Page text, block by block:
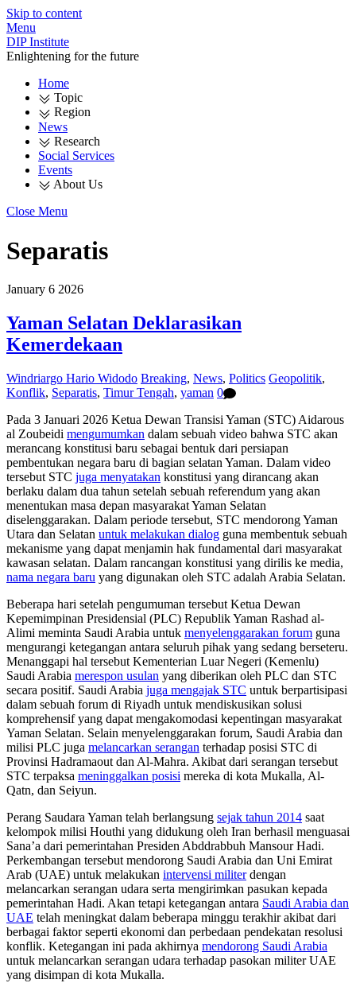
Skip to content
Menu
DIP Institute
Enlightening for the future
Home
Topic
Region
News
Research
Social Services
Events
About Us
Close Menu
Separatis
January 6 2026
Yaman Selatan Deklarasikan
Kemerdekaan
Windriargo Hario Widodo Breaking, News, Politics Geopolitik,
Konflik, Separatis, Timur Tengah, yaman 0
Pada 3 Januari 2026 Ketua Dewan Transisi Yaman (STC) Aidarous
al Zoubeidi mengumumkan dalam sebuah video bahwa STC akan
merancang konstitusi baru sebagai bentuk dari persiapan
pembentukan negara baru di bagian selatan Yaman. Dalam video
tersebut STC juga menyatakan konstitusi yang dirancang akan
berlaku dalam dua tahun setelah sebuah referendum yang akan
menentukan masa depan masyarakat Yaman Selatan
diselenggarakan. Dalam periode tersebut, STC mendorong Yaman
Utara dan Selatan untuk melakukan dialog guna membentuk sebuah
mekanisme yang dapat menjamin hak fundamental dari masyarakat
kawasan selatan. Dalam rancangan konstitusi yang dirilis ke media,
nama negara baru yang digunakan oleh STC adalah Arabia Selatan.
Beberapa hari setelah pengumuman tersebut Ketua Dewan
Kepemimpinan Presidensial (PLC) Republik Yaman Rashad al-
Alimi meminta Saudi Arabia untuk menyelenggarakan forum guna
mengurangi ketegangan antara seluruh pihak yang sedang berseteru.
Menanggapi hal tersebut Kementerian Luar Negeri (Kemenlu)
Saudi Arabia merespon usulan yang diberikan oleh PLC dan STC
secara positif. Saudi Arabia juga mengajak STC untuk berpartisipasi
dalam sebuah forum di Riyadh untuk mendiskusikan solusi
komprehensif yang dapat mengakomodasi kepentingan masyarakat
Yaman Selatan. Selain menyelenggarakan forum, Saudi Arabia dan
milisi PLC juga melancarkan serangan terhadap posisi STC di
Provinsi Hadramaout dan Al-Mahra. Akibat dari serangan tersebut
STC terpaksa meninggalkan posisi mereka di kota Mukalla, Al-
Qatn, dan Seiyun.
Perang Saudara Yaman telah berlangsung sejak tahun 2014 saat
kelompok milisi Houthi yang didukung oleh Iran berhasil menguasai
Sana’a dari pemerintahan Presiden Abddrabbuh Mansour Hadi.
Perkembangan tersebut mendorong Saudi Arabia dan Uni Emirat
Arab (UAE) untuk melakukan intervensi militerdengan
melancarkan serangan udara serta mengirimkan pasukan kepada
pemerintahan Hadi. Akan tetapi ketegangan antara Saudi Arabia dan
UAE telah meningkat dalam beberapa minggu terakhir akibat dari
berbagai faktor seperti ekonomi dan perbedaan pendekatan resolusi
konflik. Ketegangan ini pada akhirnya mendorong Saudi Arabia
untuk melancarkan serangan udara terhadap pasokan militer UAE
yang disimpan di kota Mukalla.